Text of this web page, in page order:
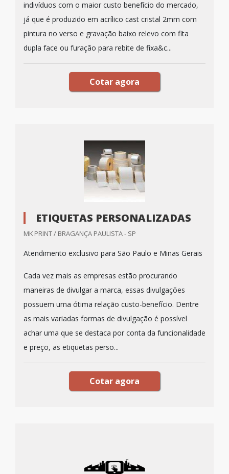
indivíduos com o maior custo benefício do mercado,
já que é produzido em acrílico cast cristal 2mm com
pintura no verso e gravação baixo relevo com fita
dupla face ou furação para rebite de fixa&c...
Cotar agora
ETIQUETAS PERSONALIZADAS
MK PRINT / BRAGANÇA PAULISTA - SP
Atendimento exclusivo para São Paulo e Minas Gerais
Cada vez mais as empresas estão procurando
maneiras de divulgar a marca, essas divulgações
possuem uma ótima relação custo-benefício. Dentre
as mais variadas formas de divulgação é possível
achar uma que se destaca por conta da funcionalidade
e preço, as etiquetas perso...
Cotar agora